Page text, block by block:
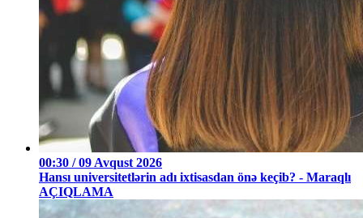
00:30 / 09 Avqust 2026
Hansı universitetlərin adı ixtisasdan önə keçib? - Maraqlı
AÇIQLAMA